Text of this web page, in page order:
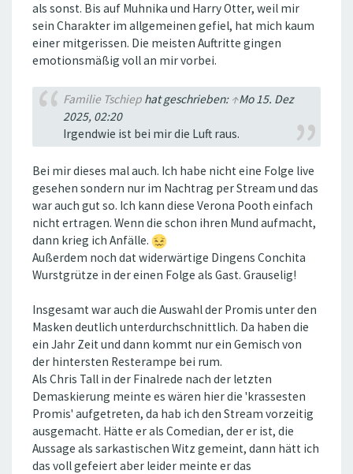
als sonst. Bis auf Muhnika und Harry Otter, weil mir
sein Charakter im allgemeinen gefiel, hat mich kaum
einer mitgerissen. Die meisten Auftritte gingen
emotionsmäßig voll an mir vorbei.
Familie Tschiephat geschrieben: ↑Mo 15. Dez
2025, 02:20
Irgendwie ist bei mir die Luft raus.
Bei mir dieses mal auch. Ich habe nicht eine Folge live
gesehen sondern nur im Nachtrag per Stream und das
war auch gut so. Ich kann diese Verona Pooth einfach
nicht ertragen. Wenn die schon ihren Mund aufmacht,
dann krieg ich Anfälle.
Außerdem noch dat widerwärtige Dingens Conchita
Wurstgrütze in der einen Folge als Gast. Grauselig!
Insgesamt war auch die Auswahl der Promis unter den
Masken deutlich unterdurchschnittlich. Da haben die
ein Jahr Zeit und dann kommt nur ein Gemisch von
der hintersten Resterampe bei rum.
Als Chris Tall in der Finalrede nach der letzten
Demaskierung meinte es wären hier die 'krassesten
Promis' aufgetreten, da hab ich den Stream vorzeitig
ausgemacht. Hätte er als Comedian, der er ist, die
Aussage als sarkastischen Witz gemeint, dann hätt ich
das voll gefeiert aber leider meinte er das